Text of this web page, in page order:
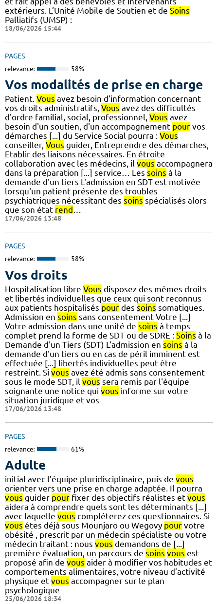
extérieurs. L’Unité Mobile de Soutien et de Soins
Palliatifs (UMSP) :
18/06/2026 15:44
PAGES
relevance: 58%
Vos modalités de prise en charge
Patient. Vous avez besoin d'information concernant
vos droits administratifs, Vous avez des difficultés
d'ordre familial, social, professionnel, Vous avez
besoin d'un soutien, d'un accompagnement pour vos
démarches [...] du Service Social pourra : Vous
conseiller, Vous guider, Entreprendre des démarches,
Etablir des liaisons nécessaires. En étroite
collaboration avec les médecins, il vous accompagnera
dans la préparation [...] service… Les soins à la
demande d'un tiers L'admission en SDT est motivée
lorsqu'un patient présente des troubles
psychiatriques nécessitant des soins spécialisés alors
que son état rend…
17/06/2026 13:48
PAGES
relevance: 58%
Vos droits
Hospitalisation libre Vous disposez des mêmes droits
et libertés individuelles que ceux qui sont reconnus
aux patients hospitalisés pour des soins somatiques.
Admission en soins sans consentement Votre [...]
Votre admission dans une unité de soins à temps
complet prend la forme de SDT ou de SDRE : Soins à la
Demande d'un Tiers (SDT) L'admission en soins à la
demande d'un tiers ou en cas de péril imminent est
effectuée [...] libertés individuelles peut être
restreint. Si vous avez été admis sans consentement
sous le mode SDT, il vous sera remis par l'équipe
soignante une notice qui vous informe sur votre
situation juridique et vos
17/06/2026 13:48
PAGES
relevance: 61%
Adulte
initial avec l’équipe pluridisciplinaire, puis de vous
orienter vers une prise en charge adaptée. Il pourra
vous guider pour fixer des objectifs réalistes et vous
aidera à comprendre quels sont les déterminants [...]
avec laquelle vous compléterez ces questionnaires. Si
vous êtes déjà sous Mounjaro ou Wegovy pour votre
obésité , prescrit par un médecin spécialiste ou votre
médecin traitant : nous vous demandons de [...]
première évaluation, un parcours de soins vous est
proposé afin de vous aider à modifier vos habitudes et
comportements alimentaires, votre niveau d’activité
physique et vous accompagner sur le plan
psychologique
25/06/2026 18:34